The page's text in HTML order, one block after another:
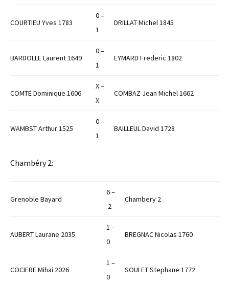
COURTIEU Yves 1783
0 –
1
DRILLAT Michel 1845
BARDOLLE Laurent 1649
0 –
1
EYMARD Frederic 1802
COMTE Dominique 1606
X –
X
COMBAZ Jean Michel 1662
WAMBST Arthur 1525
0 –
1
BAILLEUL David 1728
Chambéry 2:
Grenoble Bayard
6 –
2
Chambery 2
AUBERT Laurane 2035
1 –
0
BREGNAC Nicolas 1760
COCIERE Mihai 2026
1 –
0
SOULET Stephane 1772